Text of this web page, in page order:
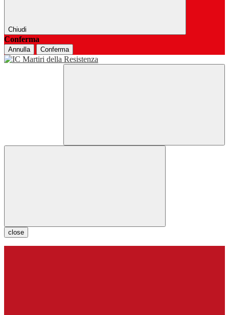
Chiudi
Conferma
Annulla Conferma
close